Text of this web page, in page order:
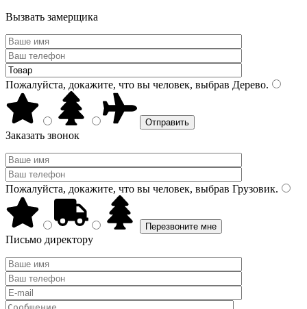
Вызвать замерщика
Пожалуйста, докажите, что вы человек, выбрав Дерево.
Заказать звонок
Пожалуйста, докажите, что вы человек, выбрав Грузовик.
Письмо директору